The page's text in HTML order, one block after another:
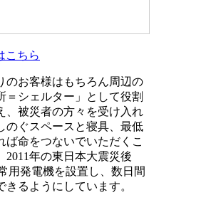
こちら
のお客様はもちろん周辺の
＝シェルター」として役割
、被災者の方々を受け入れ
のぐスペースと寝具、最低
ば命をつないでいただくこ
2011年の東日本大震災後
用発電機を設置し、数日間
るようにしています。